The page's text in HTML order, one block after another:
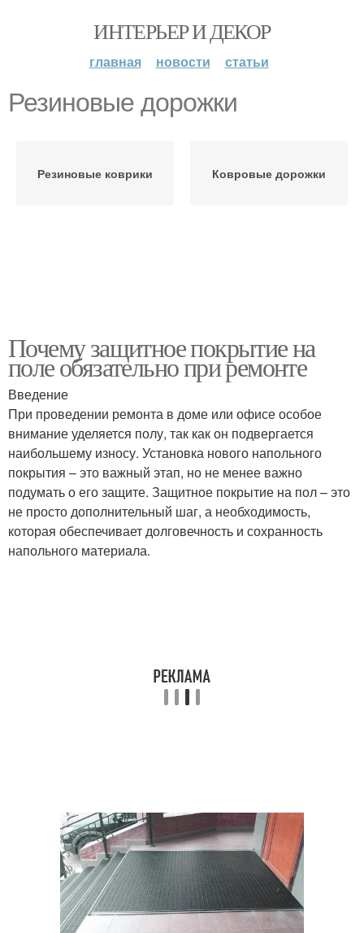
ИНТЕРЬЕР И ДЕКОР
главная новости статьи
Резиновые дорожки
Резиновые коврики Ковровые дорожки
Почему защитное покрытие на
поле обязательно при ремонте
Введение
При проведении ремонта в доме или офисе особое
внимание уделяется полу, так как он подвергается
наибольшему износу. Установка нового напольного
покрытия – это важный этап, но не менее важно
подумать о его защите. Защитное покрытие на пол – это
не просто дополнительный шаг, а необходимость,
которая обеспечивает долговечность и сохранность
напольного материала.